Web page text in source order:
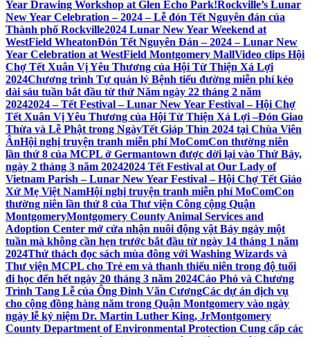
Year Drawing Workshop at Glen Echo Park!Rockville’s Lunar
New Year Celebration – 2024 – Lễ đón Tết Nguyên đán của
Thành phố Rockville2024 Lunar New Year Weekend at
WestField WheatonĐón Tết Nguyên Đán – 2024 – Lunar New
Year Celebration at WestField Montgomery MallVideo clips Hội
Chợ Tết Xuân Vị Yêu Thương của Hội Từ Thiện Xá Lợi
2024Chương trình Tự quản lý Bệnh tiểu đường miễn phí kéo
dài sáu tuần bắt đầu từ thứ Năm ngày 22 tháng 2 năm
20242024 – Tết Festival – Lunar New Year Festival – Hội Chợ
Tết Xuân Vị Yêu Thương của Hội Từ Thiện Xá Lợi –Đón Giao
Thừa và Lễ Phật trong NgàyTết Giáp Thìn 2024 tại Chùa Viên
ÂnHội nghị truyện tranh miễn phí MoComCon thường niên
lần thứ 8 của MCPL ở Germantown được dời lại vào Thứ Bảy,
ngày 2 tháng 3 năm 20242024 Tết Festival at Our Lady of
Vietnam Parish – Lunar New Year Festival – Hội Chợ Tết Giáo
Xứ Mẹ Việt NamHội nghị truyện tranh miễn phí MoComCon
thường niên lần thứ 8 của Thư viện Công cộng Quận
MontgomeryMontgomery County Animal Services and
Adoption Center mở cửa nhận nuôi động vật Bảy ngày một
tuần mà không cần hẹn trước bắt đầu từ ngày 14 tháng 1 năm
2024Thử thách đọc sách mùa đông với Washing Wizards và
Thư viện MCPL cho Trẻ em và thanh thiếu niên trong độ tuổi
đi học đến hết ngày 20 tháng 3 năm 2024Cáo Phó và Chương
Trình Tang Lễ của Ông Đinh Văn CươngCác dự án dịch vụ
cho cộng đồng hàng năm trong Quận Montgomery vào ngày
ngày lễ kỷ niệm Dr. Martin Luther King, JrMontgomery
County Department of Environmental Protection Cung cấp các